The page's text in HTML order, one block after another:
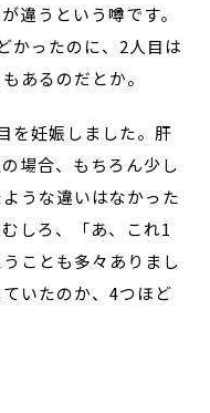
違うという噂です。
かったのに、 2人目は
あるのだとか。
を妊娠しました。肝
場合、もちろん少し
うな違いはなかった
しろ、「あ、これ1
ことも多々ありまし
いたのか、4つほど